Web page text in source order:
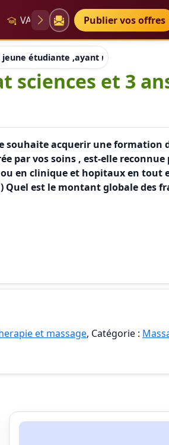
VAE Diplômes
Publier vos offres
jeune étudiante ,ayant mon
sciences et 3
souhaite acquerir une formation
par vos soins , est-elle reconnue
en clinique et hopitaux en tout
Quel est le montant globale des
et massage, Catégorie :